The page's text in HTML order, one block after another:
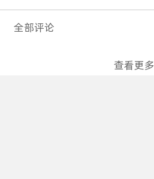
全部评论
查看更多